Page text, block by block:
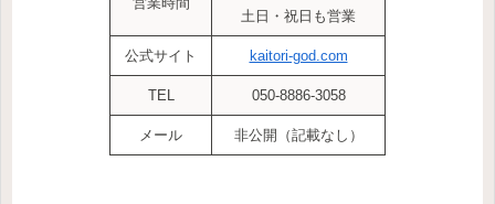
土日・祝日も営業
公式サイト kaitori-god.com
TEL 050-8886-3058
メール 非公開（記載なし）